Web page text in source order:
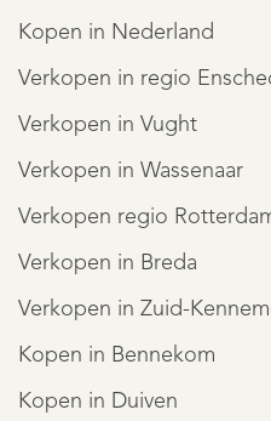
Kopen in Nederland
Verkopen in regio
Verkopen in Vught
Verkopen in Wassenaar
Verkopen regio
Verkopen in Breda
Verkopen in Zuid-
Kopen in Bennekom
Kopen in Duiven